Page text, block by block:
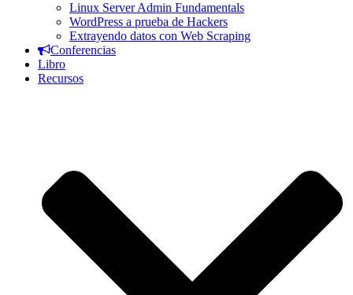
Linux Server Admin Fundamentals
WordPress a prueba de Hackers
Extrayendo datos con Web Scraping
Conferencias
Libro
Recursos